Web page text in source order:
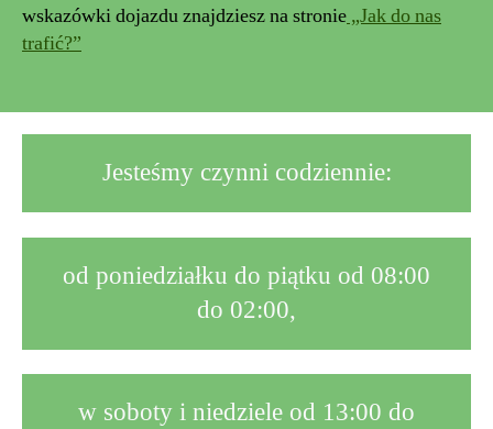
wskazówki dojazdu znajdziesz na stronie „Jak do nas
trafić?”
Jesteśmy czynni codziennie:
od poniedziałku do piątku od 08:00
do 02:00,
w soboty i niedziele od 13:00 do